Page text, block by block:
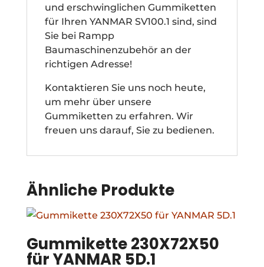
und erschwinglichen Gummiketten
für Ihren YANMAR SV100.1 sind, sind
Sie bei Rampp
Baumaschinenzubehör an der
richtigen Adresse!
Kontaktieren Sie uns noch heute,
um mehr über unsere
Gummiketten zu erfahren. Wir
freuen uns darauf, Sie zu bedienen.
Ähnliche Produkte
Gummikette 230X72X50
für YANMAR 5D.1